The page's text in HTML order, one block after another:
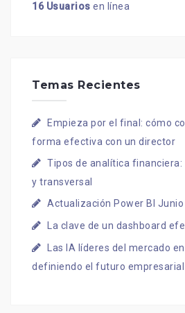
16 Usuarios en línea
Temas Recientes
Empieza por el final: cómo
forma efectiva con un director
Tipos de analítica
y transversal
Actualización Power BI Junio
La clave de un dashboard
Las IA líderes del mercado
definiendo el futuro empresarial